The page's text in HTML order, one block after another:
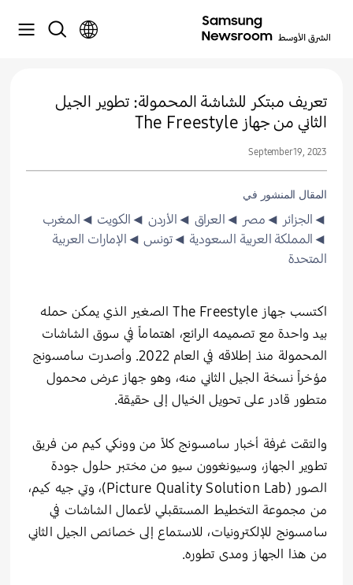
تعريف مبتكر للشاشة المحمولة: تطوير الجيل
الثاني من جهاز The Freestyle
September 19, 2023
المقال المنشور في
◄الجزائر ◄مصر ◄العراق ◄الأردن ◄الكويت ◄المغرب
◄المملكة العربية السعودية ◄تونس ◄الإمارات العربية
المتحدة
اكتسب جهاز The Freestyle الصغير الذي يمكن حمله
بيد واحدة مع تصميمه الرائع، اهتماماً في سوق الشاشات
المحمولة منذ إطلاقه في العام 2022. وأصدرت سامسونج
مؤخراً نسخة الجيل الثاني منه، وهو جهاز عرض محمول
متطور قادر على تحويل الخيال إلى حقيقة.
والتقت غرفة أخبار سامسونج كلاً من وونكي كيم من فريق
تطوير الجهاز، وسيونغوون سيو من مختبر حلول جودة
الصور (Picture Quality Solution Lab)، وتي جيه كيم،
من مجموعة التخطيط المستقبلي لأعمال الشاشات في
سامسونج للإلكترونيات، للاستماع إلى خصائص الجيل الثاني
من هذا الجهاز ومدى تطوره.